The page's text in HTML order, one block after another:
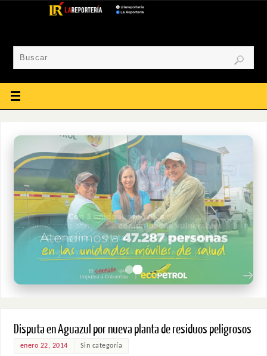
Disputa en Aguazul por nueva planta de residuos peligrosos
enero 22, 2014 Sin categoría